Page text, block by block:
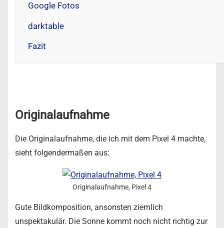
Google Fotos
darktable
Fazit
Originalaufnahme
Die Originalaufnahme, die ich mit dem Pixel 4 machte,
sieht folgendermaßen aus:
Originalaufnahme, Pixel 4
Gute Bildkomposition, ansonsten ziemlich
unspektakulär. Die Sonne kommt noch nicht richtig zur